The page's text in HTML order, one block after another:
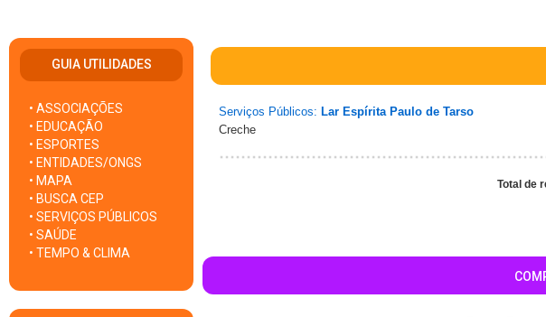
GUIA UTILIDADES
• ASSOCIAÇÕES
• EDUCAÇÃO
• ESPORTES
• ENTIDADES/ONGS
• MAPA
• BUSCA CEP
• SERVIÇOS PÚBLICOS
• SAÚDE
• TEMPO & CLIMA
Serviços Públicos: Lar Espírita Paulo de Tarso
Creche
Total de